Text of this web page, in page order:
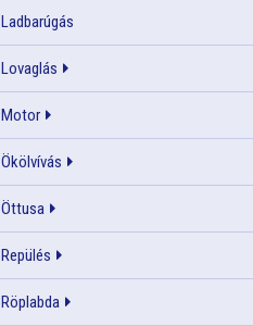
Ladbarúgás
Lovaglás
Motor
Ökölvívás
Öttusa
Repülés
Röplabda